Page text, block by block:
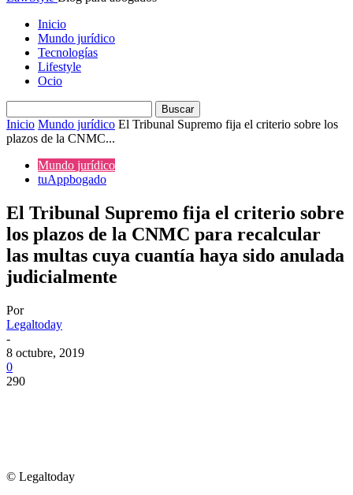
Inicio
Mundo jurídico
Tecnologías
Lifestyle
Ocio
Inicio Mundo jurídico El Tribunal Supremo fija el criterio sobre los
plazos de la CNMC...
Mundo jurídico
tuAppbogado
El Tribunal Supremo fija el criterio sobre
los plazos de la CNMC para recalcular
las multas cuya cuantía haya sido anulada
judicialmente
Por
Legaltoday
-
8 octubre, 2019
0
290
© Legaltoday